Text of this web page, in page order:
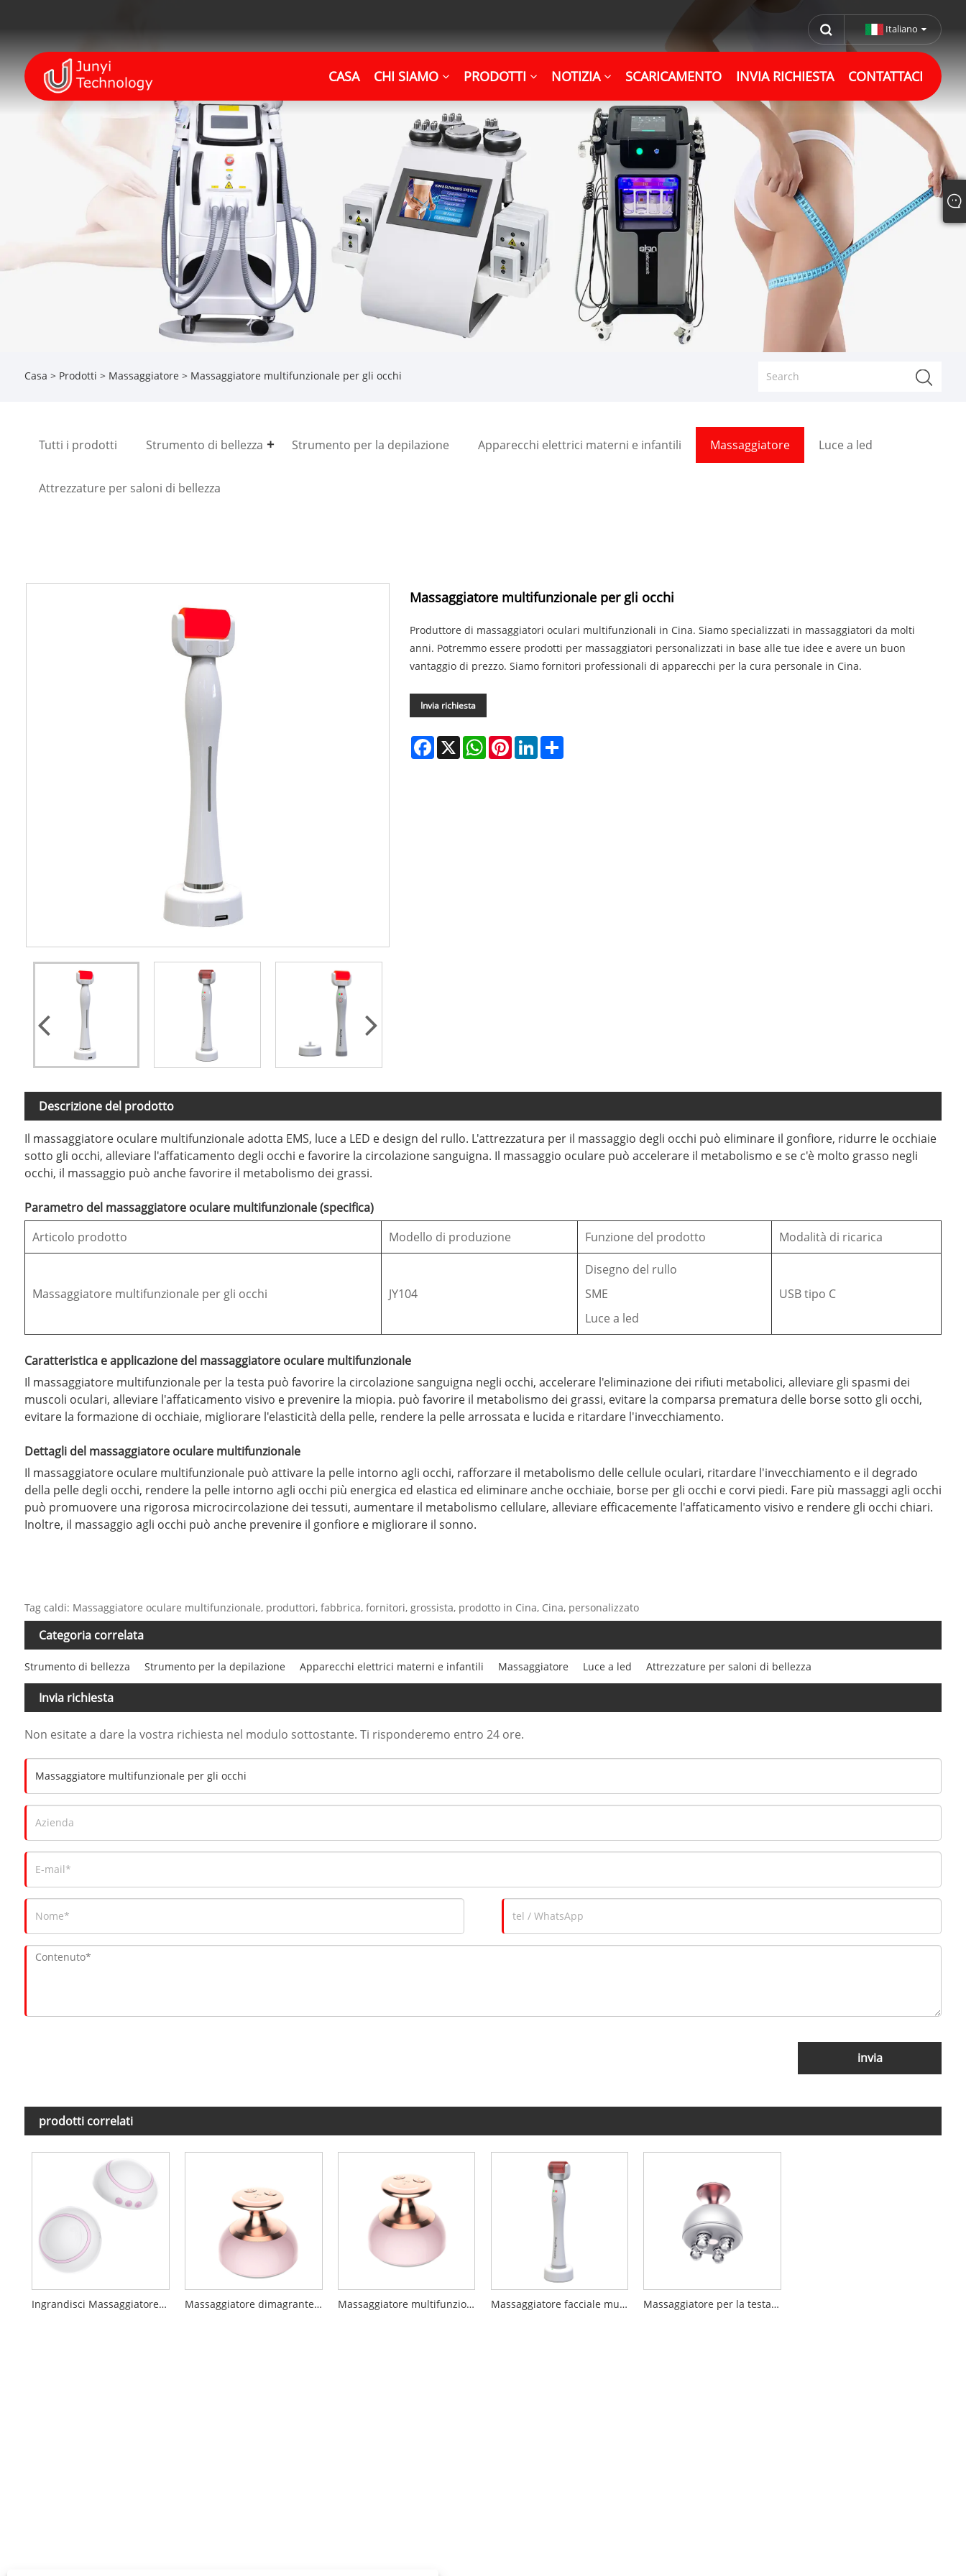
Italiano
CASA CHI SIAMO PRODOTTI NOTIZIA SCARICAMENTO INVIA RICHIESTA CONTATTACI
Casa > Prodotti > Massaggiatore > Massaggiatore multifunzionale per gli occhi
Tutti i prodotti Strumento di bellezza Strumento per la depilazione Apparecchi elettrici materni e infantili Massaggiatore Luce a led
Attrezzature per saloni di bellezza
Massaggiatore multifunzionale per gli occhi
Produttore di massaggiatori oculari multifunzionali in Cina. Siamo specializzati in massaggiatori da molti
anni. Potremmo essere prodotti per massaggiatori personalizzati in base alle tue idee e avere un buon
vantaggio di prezzo. Siamo fornitori professionali di apparecchi per la cura personale in Cina.
Invia richiesta
Facebook
X WhatsAppPinterestLinkedInShare
Descrizione del prodotto
Il massaggiatore oculare multifunzionale adotta EMS, luce a LED e design del rullo. L'attrezzatura per il massaggio degli occhi può eliminare il gonfiore, ridurre le occhiaie
sotto gli occhi, alleviare l'affaticamento degli occhi e favorire la circolazione sanguigna. Il massaggio oculare può accelerare il metabolismo e se c'è molto grasso negli
occhi, il massaggio può anche favorire il metabolismo dei grassi.
Parametro del massaggiatore oculare multifunzionale (specifica)
Articolo prodotto
Modello di produzione Funzione del prodotto Modalità di ricarica
Massaggiatore multifunzionale per gli occhi JY104
Disegno del rullo
SME
Luce a led
USB tipo C
Caratteristica e applicazione del massaggiatore oculare multifunzionale
Il massaggiatore multifunzionale per la testa può favorire la circolazione sanguigna negli occhi, accelerare l'eliminazione dei rifiuti metabolici, alleviare gli spasmi dei
muscoli oculari, alleviare l'affaticamento visivo e prevenire la miopia. può favorire il metabolismo dei grassi, evitare la comparsa prematura delle borse sotto gli occhi,
evitare la formazione di occhiaie, migliorare l'elasticità della pelle, rendere la pelle arrossata e lucida e ritardare l'invecchiamento.
Dettagli del massaggiatore oculare multifunzionale
Il massaggiatore oculare multifunzionale può attivare la pelle intorno agli occhi, rafforzare il metabolismo delle cellule oculari, ritardare l'invecchiamento e il degrado
della pelle degli occhi, rendere la pelle intorno agli occhi più energica ed elastica ed eliminare anche occhiaie, borse per gli occhi e corvi piedi. Fare più massaggi agli occhi
può promuovere una rigorosa microcircolazione dei tessuti, aumentare il metabolismo cellulare, alleviare efficacemente l'affaticamento visivo e rendere gli occhi chiari.
Inoltre, il massaggio agli occhi può anche prevenire il gonfiore e migliorare il sonno.
Tag caldi: Massaggiatore oculare multifunzionale, produttori, fabbrica, fornitori, grossista, prodotto in Cina, Cina, personalizzato
Categoria correlata
Strumento di bellezza Strumento per la depilazione Apparecchi elettrici materni e infantili Massaggiatore Luce a led Attrezzature per saloni di bellezza
Invia richiesta
Non esitate a dare la vostra richiesta nel modulo sottostante. Ti risponderemo entro 24 ore.
invia
prodotti correlati
Ingrandisci Massaggiatore Seno Massaggiatore dimagrante per il corpo Massaggiatore multifunzionale per il corpo Massaggiatore facciale multifunzionale Massaggiatore per la testa multifunzionale